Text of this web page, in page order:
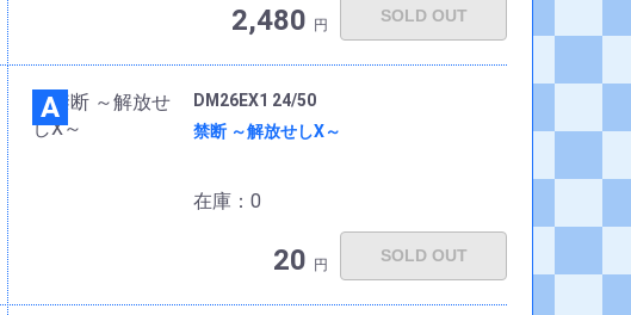
2,480 円 SOLD OUT
A
DM26EX1 24/50
禁断 ～解放せしX～
在庫：0
20 円 SOLD OUT